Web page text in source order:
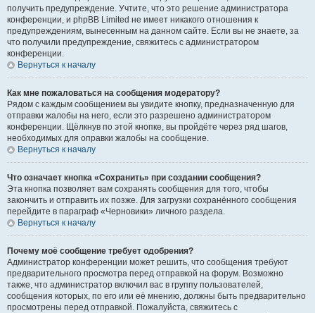
получить предупреждение. Учтите, что это решение администратора
конференции, и phpBB Limited не имеет никакого отношения к
предупреждениям, вынесенным на данном сайте. Если вы не знаете, за
что получили предупреждение, свяжитесь с администратором
конференции.
Вернуться к началу
Как мне пожаловаться на сообщения модератору?
Рядом с каждым сообщением вы увидите кнопку, предназначенную для
отправки жалобы на него, если это разрешено администратором
конференции. Щёлкнув по этой кнопке, вы пройдёте через ряд шагов,
необходимых для оправки жалобы на сообщение.
Вернуться к началу
Что означает кнопка «Сохранить» при создании сообщения?
Эта кнопка позволяет вам сохранять сообщения для того, чтобы
закончить и отправить их позже. Для загрузки сохранённого сообщения
перейдите в параграф «Черновики» личного раздела.
Вернуться к началу
Почему моё сообщение требует одобрения?
Администратор конференции может решить, что сообщения требуют
предварительного просмотра перед отправкой на форум. Возможно
также, что администратор включил вас в группу пользователей,
сообщения которых, по его или её мнению, должны быть предварительно
просмотрены перед отправкой. Пожалуйста, свяжитесь с